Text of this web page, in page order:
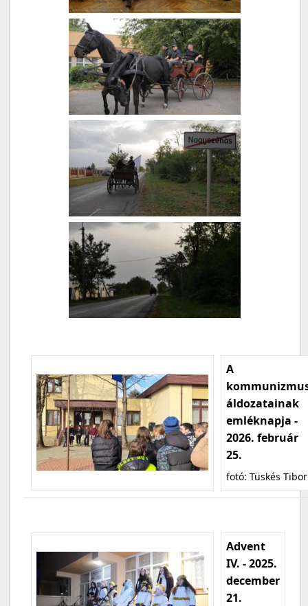
A
áldozatainak
emléknapja -
2026. február
25.
fotó: Tüskés Tibor
Advent
IV. - 2025.
december
21.